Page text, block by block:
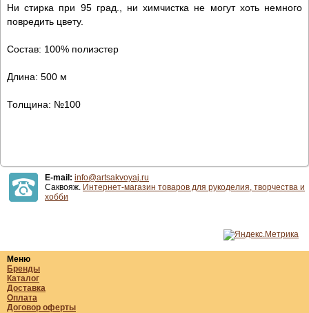
Ни стирка при 95 град., ни химчистка не могут хоть немного
повредить цвету.
Состав: 100% полиэстер
Длина: 500 м
Толщина: №100
E-mail: info@artsakvoyaj.ru
Саквояж. Интернет-магазин товаров для рукоделия, творчества и
хобби
Меню
Бренды
Каталог
Доставка
Оплата
Договор оферты